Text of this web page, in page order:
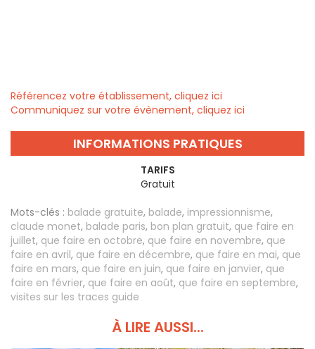
Référencez votre établissement, cliquez ici
Communiquez sur votre évènement, cliquez ici
INFORMATIONS PRATIQUES
TARIFS
Gratuit
Mots-clés : balade gratuite, balade, impressionnisme,
claude monet, balade paris, bon plan gratuit, que faire en
juillet, que faire en octobre, que faire en novembre, que
faire en avril, que faire en décembre, que faire en mai, que
faire en mars, que faire en juin, que faire en janvier, que
faire en février, que faire en août, que faire en septembre,
visites sur les traces guide
À LIRE AUSSI...